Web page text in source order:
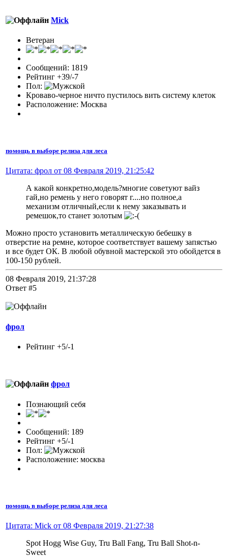
Mick
Ветеран
Сообщений: 1819
Рейтинг +39/-7
Пол:
Кроваво-черное ничто пустилось вить систему клеток
Расположение: Москва
помощь в выборе релиза для леса
Цитата: фрол от 08 Февраля 2019, 21:25:42
А какой конкретно,модель?многие советуют вайз
гай,но ремень у него говорят г....но полное,а
механизм отличный,если к нему заказывать и
ремешок,то станет золотым
Можно просто установить металлическую бебешку в
отверстие на ремне, которое соответствует вашему запястью
и все будет ОК. В любой обувной мастерской это обойдется в
100-150 рублей.
08 Февраля 2019, 21:37:28
Ответ #5
фрол
Рейтинг +5/-1
фрол
Познающий себя
Сообщений: 189
Рейтинг +5/-1
Пол:
Расположение: москва
помощь в выборе релиза для леса
Цитата: Mick от 08 Февраля 2019, 21:27:38
Spot Hogg Wise Guy, Tru Ball Fang, Tru Ball Shot-n-
Sweet